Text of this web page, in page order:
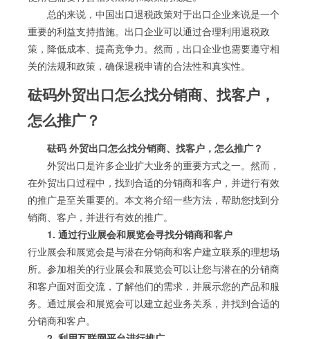
总的来说，中国出口退税政策对于出口企业来说是一个
重要的利益支持措施。出口企业可以通过合理利用退税政
策，降低成本、提高竞争力。然而，出口企业也需要遵守相
关的法规和政策，确保退税申请的合法性和真实性。
砝码外贸出口怎么找分销商、找客户，
怎么推广？
砝码 外贸出口怎么找分销商、找客户，怎么推广？
外贸出口是许多企业扩大业务的重要方式之一。然而，
在外贸出口过程中，找到合适的分销商和客户，并进行有效
的推广是至关重要的。本文将介绍一些方法，帮助您找到分
销商、客户，并进行有效的推广。
1. 通过行业展会和展览会寻找分销商和客户
行业展会和展览会是与潜在分销商和客户建立联系的理想场
所。参加相关的行业展会和展览会可以让您与潜在的分销商
和客户面对面交流，了解他们的需求，并展示您的产品和服
务。通过展会和展览会可以建立起业务关系，并找到合适的
分销商和客户。